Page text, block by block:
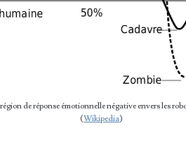
de réponse émotionnelle négative envers les
(Wikipedia)